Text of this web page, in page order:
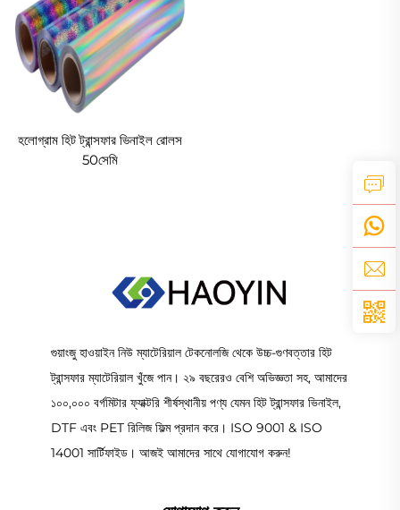
হলোগ্রাম হিট ট্রান্সফার ভিনাইল রোলস
50সেমি
গুয়াংজু হাওয়াইন নিউ ম্যাটেরিয়াল টেকনোলজি থেকে উচ্চ-গুণবত্তার হিট
ট্রান্সফার ম্যাটেরিয়াল খুঁজে পান। ২৯ বছরেরও বেশি অভিজ্ঞতা সহ, আমাদের
১০০,০০০ বর্গমিটার ফ্যাক্টরি শীর্ষস্থানীয় পণ্য যেমন হিট ট্রান্সফার ভিনাইল,
DTF এবং PET রিলিজ ফিল্ম প্রদান করে। ISO 9001 & ISO
14001 সার্টিফাইড। আজই আমাদের সাথে যোগাযোগ করুন!